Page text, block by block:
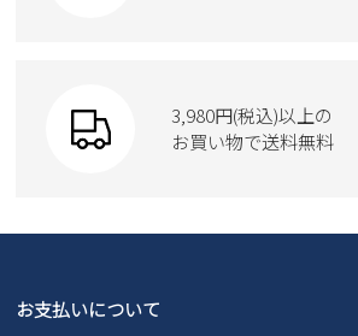
moz
Parade
GAP
new balance
瞬足
3,980円(税込)以上の
お買い物で送料無料
お支払いについて